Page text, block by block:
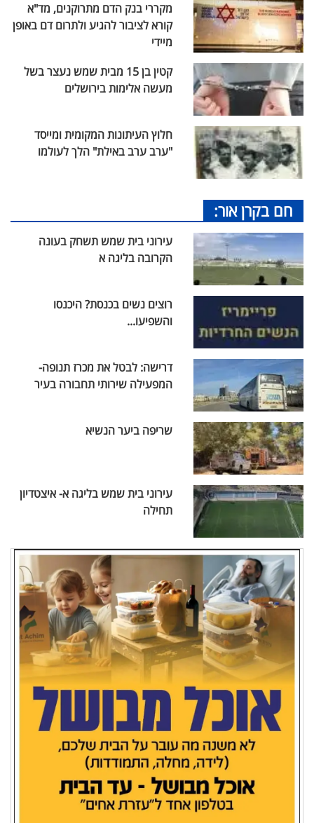
מקררי בנק הדם מתרוקנים, מד"א
קורא לציבור להגיע ולתרום דם באופן
מיידי
קטין בן 15 מבית שמש נעצר בשל
מעשה אלימות בירושלים
חלוץ העיתונות המקומית ומייסד
"ערב ערב באילת" הלך לעולמו
חם בקרן אור:
עירוני בית שמש תשחק בעונה
הקרובה בליגה א
רוצים נשים בכנסת? היכנסו
והשפיעו...
דרישה: לבטל את מכרז תנופה-
המפעילה שירותי תחבורה בעיר
שריפה ביער הנשיא
עירוני בית שמש בליגה א- איצטדיון
תחילה